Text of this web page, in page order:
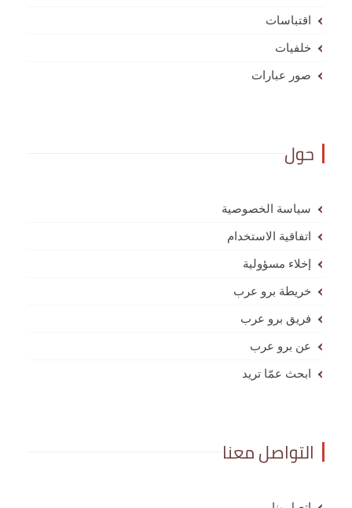
اقتباسات
خلفيات
صور عبارات
حول
سياسة الخصوصية
اتفاقية الاستخدام
إخلاء مسؤولية
خريطة برو عرب
فريق برو عرب
عن برو عرب
ابحث عمّا تريد
التواصل معنا